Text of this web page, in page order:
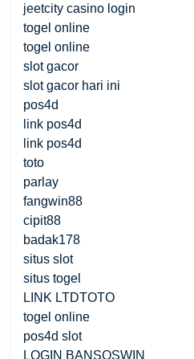
jeetcity casino login
togel online
togel online
slot gacor
slot gacor hari ini
pos4d
link pos4d
link pos4d
toto
parlay
fangwin88
cipit88
badak178
situs slot
situs togel
LINK LTDTOTO
togel online
pos4d slot
LOGIN BANSOSWIN